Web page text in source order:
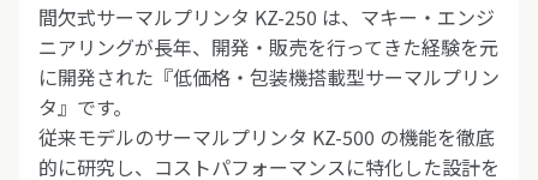
間欠式サーマルプリンタ KZ-250 は、マキー・エンジ
ニアリングが長年、開発・販売を行ってきた経験を元
に開発された『低価格・包装機搭載型サーマルプリン
タ』です。
従来モデルのサーマルプリンタ KZ-500 の機能を徹底
的に研究し、コストパフォーマンスに特化した設計を